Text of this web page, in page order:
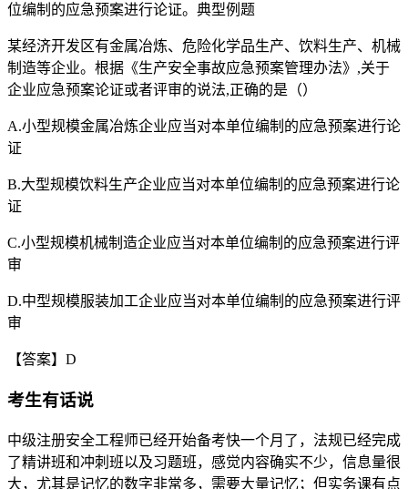
位编制的应急预案进行论证。典型例题
某经济开发区有金属冶炼、危险化学品生产、饮料生产、机械
制造等企业。根据《生产安全事故应急预案管理办法》,关于
企业应急预案论证或者评审的说法,正确的是（）
A.小型规模金属冶炼企业应当对本单位编制的应急预案进行论
证
B.大型规模饮料生产企业应当对本单位编制的应急预案进行论
证
C.小型规模机械制造企业应当对本单位编制的应急预案进行评
审
D.中型规模服装加工企业应当对本单位编制的应急预案进行评
审
【答案】D
考生有话说
中级注册安全工程师已经开始备考快一个月了，法规已经完成
了精讲班和冲刺班以及习题班，感觉内容确实不少，信息量很
大，尤其是记忆的数字非常多，需要大量记忆；但实务课有点